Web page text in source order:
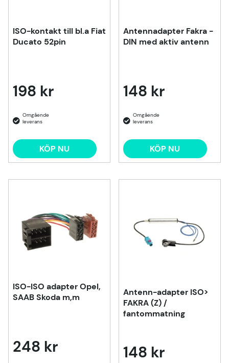
ISO-kontakt till bl.a Fiat
Ducato 52pin
198 kr
KÖP NU
Antennadapter Fakra -
DIN med aktiv antenn
148 kr
KÖP NU
ISO-ISO adapter Opel,
SAAB Skoda m,m
248 kr
Antenn-adapter ISO>
FAKRA (Z) /
fantommatning
148 kr